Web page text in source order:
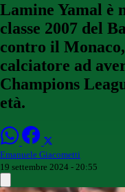
Lamine Yamal è
classe 2007 del
contro il
calciatore ad
Champions
età.
Emanuele Giacometti
19 settembre 2024 - 20:55